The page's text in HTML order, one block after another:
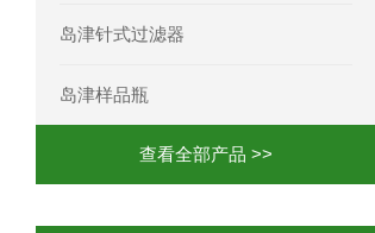
岛津针式过滤器
岛津样品瓶
查看全部产品 >>